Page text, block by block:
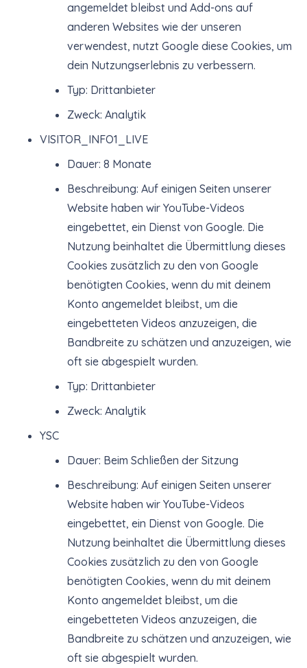
angemeldet bleibst und Add-ons auf
anderen Websites wie der unseren
verwendest, nutzt Google diese Cookies, um
dein Nutzungserlebnis zu verbessern.
Typ: Drittanbieter
Zweck: Analytik
VISITOR_INFO1_LIVE
Dauer: 8 Monate
Beschreibung: Auf einigen Seiten unserer
Website haben wir YouTube-Videos
eingebettet, ein Dienst von Google. Die
Nutzung beinhaltet die Übermittlung dieses
Cookies zusätzlich zu den von Google
benötigten Cookies, wenn du mit deinem
Konto angemeldet bleibst, um die
eingebetteten Videos anzuzeigen, die
Bandbreite zu schätzen und anzuzeigen, wie
oft sie abgespielt wurden.
Typ: Drittanbieter
Zweck: Analytik
YSC
Dauer: Beim Schließen der Sitzung
Beschreibung: Auf einigen Seiten unserer
Website haben wir YouTube-Videos
eingebettet, ein Dienst von Google. Die
Nutzung beinhaltet die Übermittlung dieses
Cookies zusätzlich zu den von Google
benötigten Cookies, wenn du mit deinem
Konto angemeldet bleibst, um die
eingebetteten Videos anzuzeigen, die
Bandbreite zu schätzen und anzuzeigen, wie
oft sie abgespielt wurden.